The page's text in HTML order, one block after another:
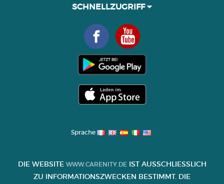
SCHNELLZUGRIFF
Sprache
DIE WEBSITE WWW.CARENITY.DEIST AUSSCHLIESSLICH Z
U INFORMATIONSZWECKEN BESTIMMT. DIE I